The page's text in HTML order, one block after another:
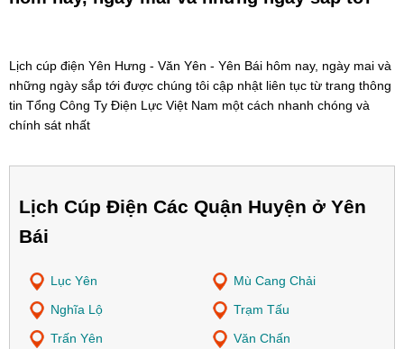
Lịch cúp điện Yên Hưng - Văn Yên - Yên Bái hôm nay, ngày mai và
những ngày sắp tới được chúng tôi cập nhật liên tục từ trang thông
tin Tổng Công Ty Điện Lực Việt Nam một cách nhanh chóng và
chính sát nhất
Lịch Cúp Điện Các Quận Huyện ở Yên
Bái
Lục Yên
Mù Cang Chải
Nghĩa Lộ
Trạm Tấu
Trấn Yên
Văn Chấn